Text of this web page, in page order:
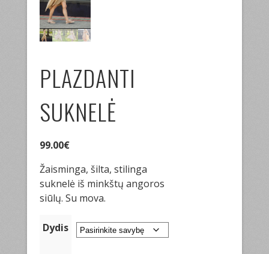
PLAZDANTI
SUKNELĖ
99.00€
Žaisminga, šilta, stilinga
suknelė iš minkštų angoros
siūlų. Su mova.
Dydis